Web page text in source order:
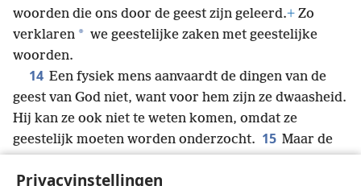
Privacyinstellingen
woorden die ons door de geest zijn geleerd.+ Zo
verklaren * we geestelijke zaken met geestelijke
woorden.
14 Een fysiek mens aanvaardt de dingen van de
geest van God niet, want voor hem zijn ze dwaasheid.
Hij kan ze ook niet te weten komen, omdat ze
geestelijk moeten worden onderzocht. 15 Maar de
wordt hij door geen mens onderzocht.